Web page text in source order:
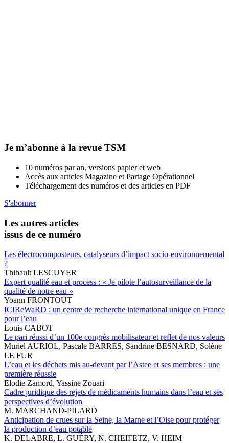
Je m’abonne à la revue TSM
10 numéros par an, versions papier et web
Accès aux articles Magazine et Partage Opérationnel
Téléchargement des numéros et des articles en PDF
S'abonner
Les autres articles
issus de ce numéro
Les électrocomposteurs, catalyseurs d’impact socio-environnemental
?
Thibault LESCUYER
Expert qualité eau et process : « Je pilote l’autosurveillance de la
qualité de notre eau »
Yoann FRONTOUT
ICIReWaRD : un centre de recherche international unique en France
pour l’eau
Louis CABOT
Le pari réussi d’un 100e congrès mobilisateur et reflet de nos valeurs
Muriel AURIOL, Pascale BARRES, Sandrine BESNARD, Solène
LE FUR
L’eau et les déchets mis au-devant par l’Astee et ses membres : une
première réussie
Elodie Zamord, Yassine Zouari
Cadre juridique des rejets de médicaments humains dans l’eau et ses
perspectives d’évolution
M. MARCHAND-PILARD
Anticipation de crues sur la Seine, la Marne et l’Oise pour protéger
la production d’eau potable
K. DELABRE, L. GUÉRY, N. CHEIFETZ, V. HEIM